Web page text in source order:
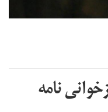
نامه